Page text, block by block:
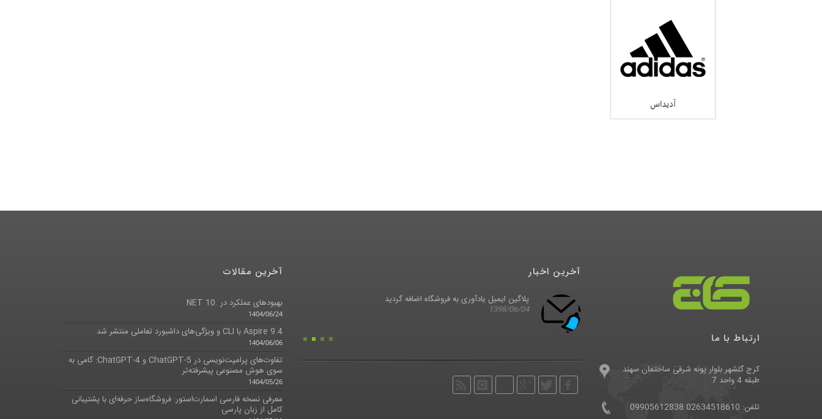
ارتباط با ما
کرج گلشهر بلوار پونه شرقی ساختمان سهند
طبقه 4 واحد 7
تلفن: 02634518610 09905612838
آخرین اخبار
پلاگین کیف پول الکترونیکی به فروشگاه اضافه گردید
1398/06/06
پلاگین ایمیل یادآوری به فروشگاه اضافه گردید
1398/06/04
آخرین مقالات
بهبودهای عملکرد در .NET 10
1404/06/24
Aspire 9.4 با CLI و ویژگی‌های داشبورد تعاملی منتشر شد
1404/06/06
تفاوت‌های پرامپت‌نویسی در ChatGPT-5 و ChatGPT-4: گامی به
سوی هوش مصنوعی پیشرفته‌تر
1404/05/26
معرفی نسخه فارسی اسمارت‌استور: فروشگاه‌ساز حرفه‌ای با پشتیبانی
کامل از زبان پارسی